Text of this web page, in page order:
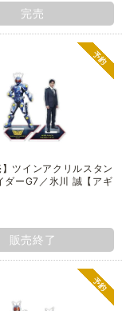
完売
】ツインアクリルスタン
ダーG7／氷川 誠【アギ
販売終了